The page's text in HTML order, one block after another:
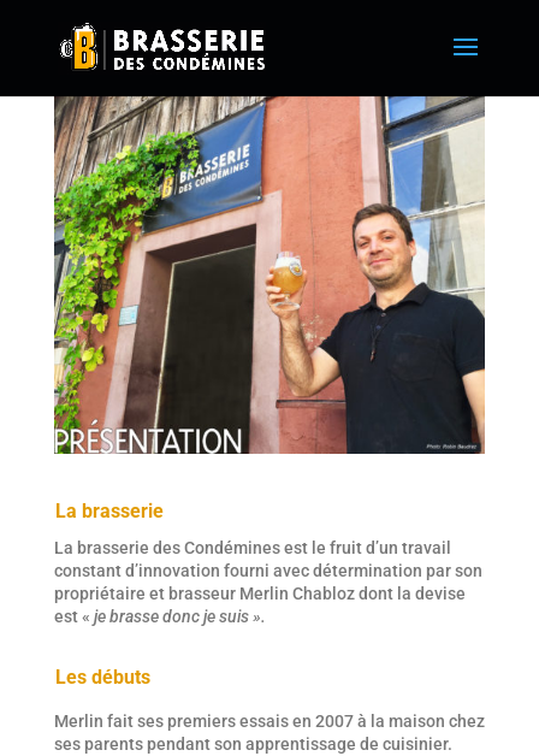
La brasserie
La brasserie des Condémines est le fruit d’un travail
constant d’innovation fourni avec détermination par son
propriétaire et brasseur Merlin Chabloz dont la devise
est « je brasse donc je suis ».
Les débuts
Merlin fait ses premiers essais en 2007 à la maison chez
ses parents pendant son apprentissage de cuisinier.